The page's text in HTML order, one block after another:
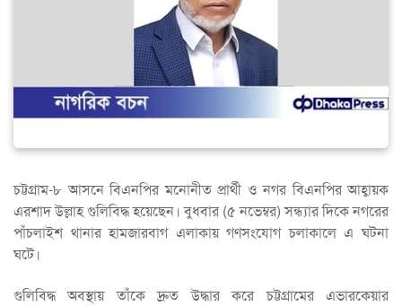
চট্টগ্রাম-৮ আসনে বিএনপির মনোনীত প্রার্থী ও নগর বিএনপির আহ্বায়ক
এরশাদ উল্লাহ গুলিবিদ্ধ হয়েছেন। বুধবার (৫ নভেম্বর) সন্ধ্যার দিকে নগরের
পাঁচলাইশ থানার হামজারবাগ এলাকায় গণসংযোগ চলাকালে এ ঘটনা
ঘটে।
গুলিবিদ্ধ অবস্থায় তাঁকে দ্রুত উদ্ধার করে চট্টগ্রামের এভারকেয়ার